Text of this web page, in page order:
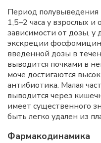
Период полувыведения
1,5–2 часа у взрослых и
зависимости от дозы, у
экскреции
введенной дозы в
выводится почками в
моче достигаются
антибиотика. Малая
выводится через
имеет существенного
быть легко удален из
Фармакодинамика